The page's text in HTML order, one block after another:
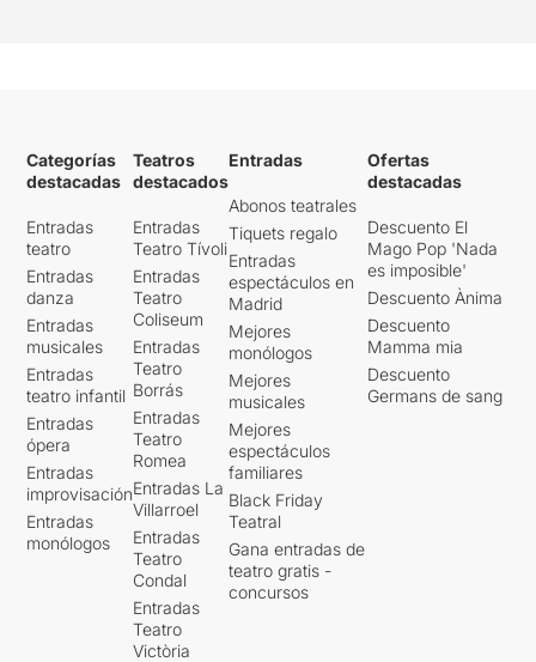
Categorías
destacadas
Entradas
teatro
Entradas
danza
Entradas
musicales
Entradas
teatro infantil
Entradas
ópera
Entradas
improvisación
Entradas
monólogos
Teatros
destacados
Entradas
Teatro Tívoli
Entradas
Teatro
Coliseum
Entradas
Teatro
Borrás
Entradas
Teatro
Romea
Entradas La
Villarroel
Entradas
Teatro
Condal
Entradas
Teatro
Victòria
Entradas
Abonos teatrales
Tiquets regalo
Entradas
espectáculos en
Madrid
Mejores
monólogos
Mejores
musicales
Mejores
espectáculos
familiares
Black Friday
Teatral
Gana entradas de
teatro gratis -
concursos
Ofertas
destacadas
Descuento El
Mago Pop 'Nada
es imposible'
Descuento Ànima
Descuento
Mamma mia
Descuento
Germans de sang